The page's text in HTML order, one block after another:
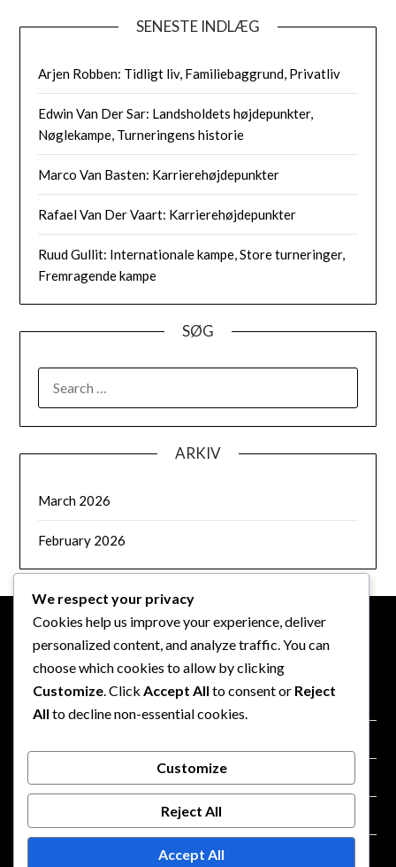
SENESTE INDLÆG
Arjen Robben: Tidligt liv, Familiebaggrund, Privatliv
Edwin Van Der Sar: Landsholdets højdepunkter,
Nøglekampe, Turneringens historie
Marco Van Basten: Karrierehøjdepunkter
Rafael Van Der Vaart: Karrierehøjdepunkter
Ruud Gullit: Internationale kampe, Store turneringer,
Fremragende kampe
SØG
FOR:
ARKIV
March 2026
February 2026
JURIDISK
Politik for databeskyttelse
We respect your privacy
Cookies help us improve your experience, deliver
personalized content, and analyze traffic. You can
choose which cookies to allow by clicking
Customize . Click Accept All to consent or Reject
All to decline non-essential cookies.
Customize
Reject All
Accept All